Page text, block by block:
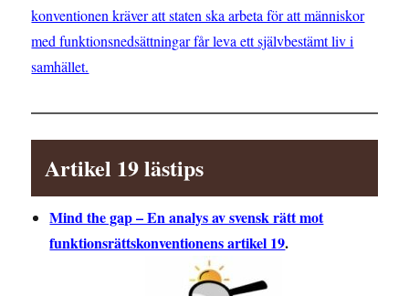
konventionen kräver att staten ska arbeta för att människor
med funktionsnedsättningar får leva ett självbestämt liv i
samhället.
Artikel 19 lästips
Mind the gap – En analys av svensk rätt mot
funktionsrättskonventionens artikel 19.